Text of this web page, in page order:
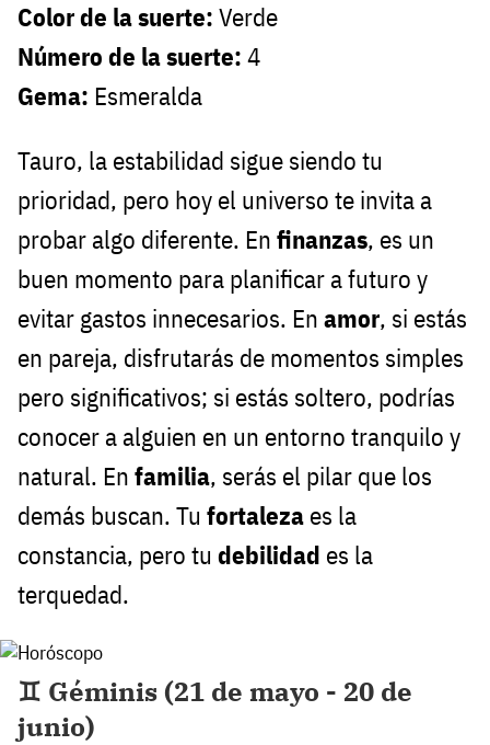
Color de la suerte: Verde
Número de la suerte: 4
Gema: Esmeralda
Tauro, la estabilidad sigue siendo tu
prioridad, pero hoy el universo te invita a
probar algo diferente. En finanzas, es un
buen momento para planificar a futuro y
evitar gastos innecesarios. En amor, si estás
en pareja, disfrutarás de momentos simples
pero significativos; si estás soltero, podrías
conocer a alguien en un entorno tranquilo y
natural. En familia, serás el pilar que los
demás buscan. Tu fortaleza es la
constancia, pero tu debilidad es la
terquedad.
♊ Géminis (21 de mayo - 20 de
junio)